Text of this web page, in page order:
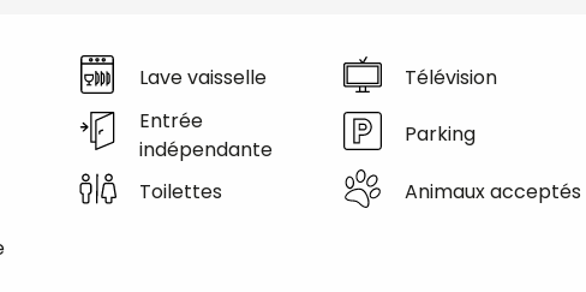
Lave vaisselle Télévision
Entrée
indépendante
Parking
Toilettes Animaux acceptés